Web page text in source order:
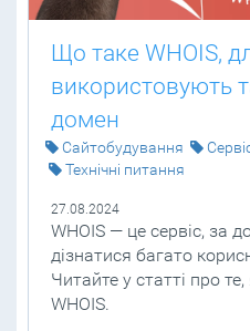
Що таке WHOIS,
використовують
домен
Cайтобудування
Технічні питання
27.08.2024
WHOIS — це сервіс, за
дізнатися багато
Читайте у статті про
WHOIS.